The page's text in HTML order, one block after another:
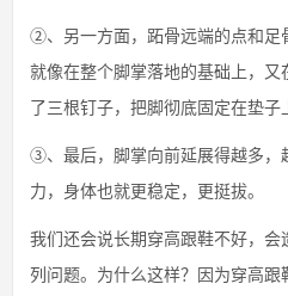
②、另一方面，跖骨远端的点和足
就像在整个脚掌落地的基础上，
了三根钉子，把脚彻底固定在垫子
③、最后，脚掌向前延展得越多，
力，身体也就更稳定，更挺拔。
我们还会说长期穿高跟鞋不好，
列问题。为什么这样？因为穿高跟